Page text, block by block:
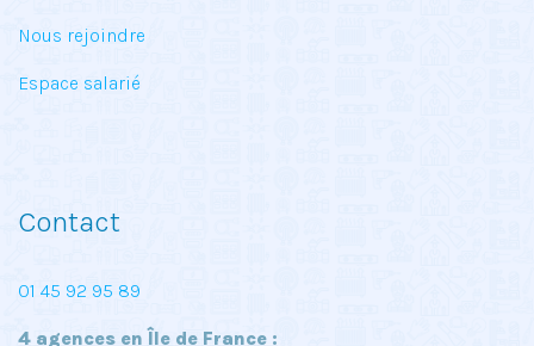
Nous rejoindre
Espace salarié
Contact
01 45 92 95 89
4 agences en Île de France :